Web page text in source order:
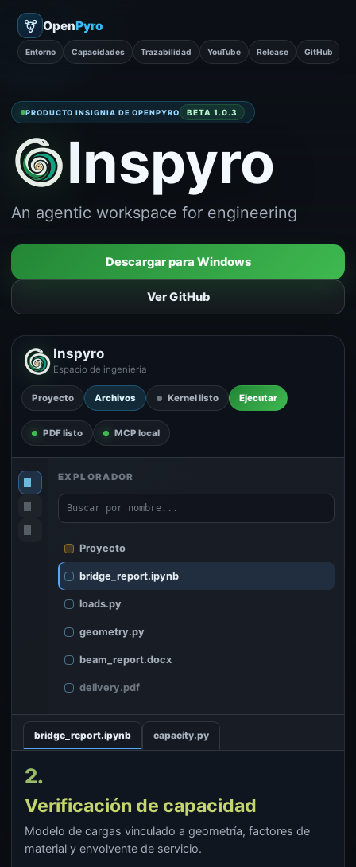
OpenPyro
Entorno Capacidades Trazabilidad YouTube Release GitHub
PRODUCTO INSIGNIA DE OPENPYRO BETA 1.0.3
Inspyro
An agentic workspace for engineering
Descargar para Windows
Ver GitHub
Inspyro
Espacio de ingeniería
Proyecto Archivos Kernel listo Ejecutar
PDF listo MCP local
EXPLORADOR
Buscar por nombre...
Proyecto
bridge_report.ipynb
loads.py
geometry.py
beam_report.docx
delivery.pdf
bridge_report.ipynb capacity.py
2.
Verificación de capacidad
Modelo de cargas vinculado a geometría, factores de
material y envolvente de servicio.